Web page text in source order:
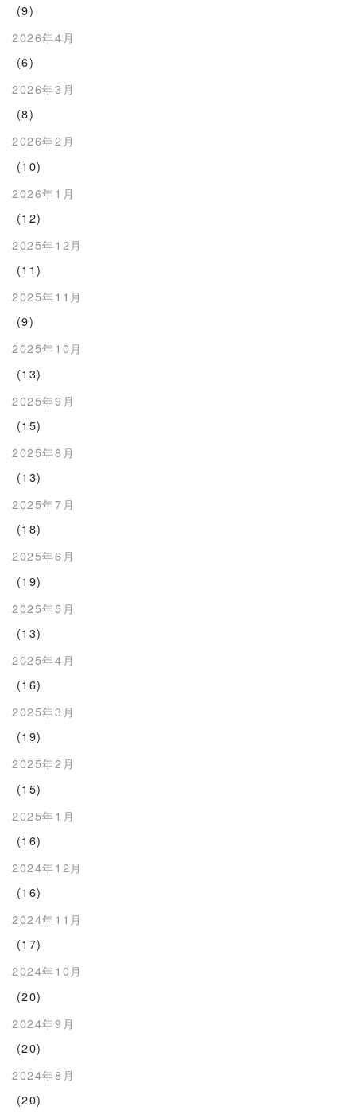
(9)
2026年4月
(6)
2026年3月
(8)
2026年2月
(10)
2026年1月
(12)
2025年12月
(11)
2025年11月
(9)
2025年10月
(13)
2025年9月
(15)
2025年8月
(13)
2025年7月
(18)
2025年6月
(19)
2025年5月
(13)
2025年4月
(16)
2025年3月
(19)
2025年2月
(15)
2025年1月
(16)
2024年12月
(16)
2024年11月
(17)
2024年10月
(20)
2024年9月
(20)
2024年8月
(20)